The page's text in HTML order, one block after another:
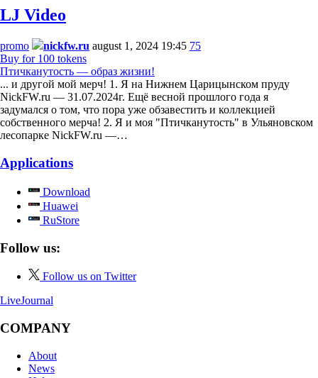
LJ Video
promo nickfw.ru august 1, 2024 19:45 75
Buy for 100 tokens
Птичканутость — образ жизни!
... и другой мой мерч! 1. Я на Нижнем Царицынском пруду
NickFW.ru — 31.07.2024г. Ещё весной прошлого года я
задумался о том, что пора уже обзавестить и коллекцией
собственного мерча! 2. Я и моя "Птичканутость" в Ульяновском
лесопарке NickFW.ru —…
Applications
Download
Huawei
RuStore
Follow us:
Follow us on Twitter
LiveJournal
COMPANY
About
News